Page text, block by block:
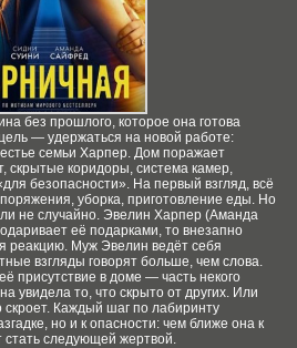
без прошлого, которое она готова
— удержаться на новой работе:
семьи Харпер. Дом поражает
скрытые коридоры, система камер,
безопасности». На первый взгляд, всё
уборка, приготовление еды. Но
не случайно. Эвелин Харпер (Аманда
её подарками, то внезапно
реакцию. Муж Эвелин ведёт себя
взгляды говорят больше, чем слова.
присутствие в доме — часть некого
увидела то, что скрыто от других. Или
скроет. Каждый шаг по лабиринту
но и к опасности: чем ближе она к
стать следующей жертвой.